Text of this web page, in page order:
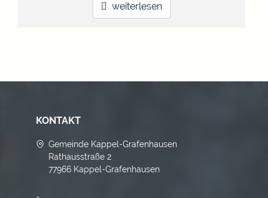
weiterlesen
KONTAKT
Gemeinde Kappel-Grafenhausen
Rathausstraße 2
77966 Kappel-Grafenhausen